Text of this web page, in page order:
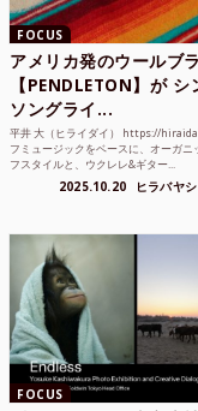
FOCUS
アメリカ発のウールブ
【PENDLETON】が シ
ソングライ...
平井 大（ヒライダイ） https://
フミュージックをベースに、オーガニ
フスタイルと、ウクレレ&ギター...
2025.10.20 ヒラバヤシ
FOCUS